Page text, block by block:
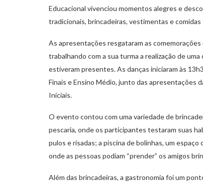
Educacional vivenciou momentos alegres e
tradicionais, brincadeiras, vestimentas e
As apresentações resgataram as
trabalhando com a sua turma a realização de
estiveram presentes. As danças iniciaram às
Finais e Ensino Médio, junto das apresentações
Iniciais.
O evento contou com uma variedade de
pescaria, onde os participantes testaram suas
pulos e risadas; a piscina de bolinhas, um
onde as pessoas podiam “prender” os amigos
Além das brincadeiras, a gastronomia foi um